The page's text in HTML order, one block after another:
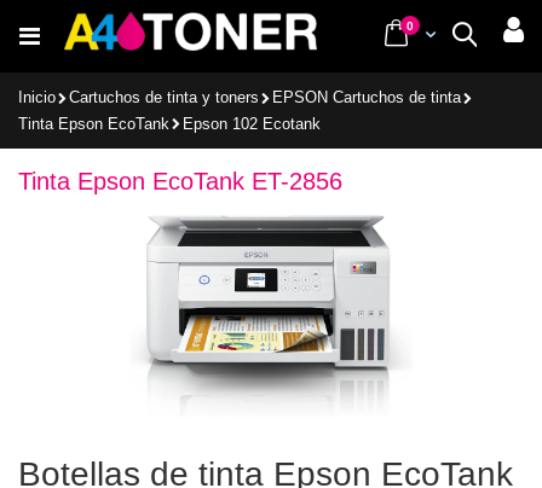
al
Buscar
Cart
0items
Inicio Cartuchos de tinta y toners
EPSON Cartuchos de tinta
Tinta Epson EcoTank
Epson 102 Ecotank
Tinta Epson EcoTank ET-2856
Botellas de tinta Epson EcoTank